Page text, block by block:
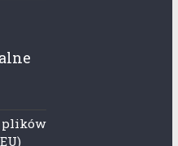
plików